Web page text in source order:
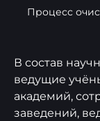
Процесс
В состав
ведущие
академий,
заведений,